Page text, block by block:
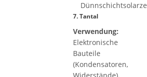
7.Tantal
Verwendung:
Elektronische
Bauteile
(Kondensatoren,